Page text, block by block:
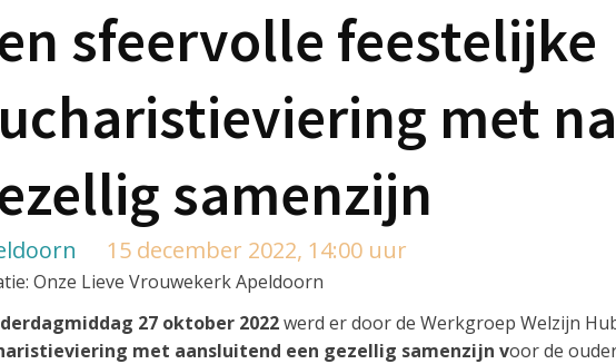
sfeervolle feestelijke
met
samenzijn
15 december 2022, 14:00 uur
Onze Lieve Vrouwekerk Apeldoorn
27 oktober 2022werd er door de Werkgroep Welzijn
met aansluitend een gezellig samenzijn voor de